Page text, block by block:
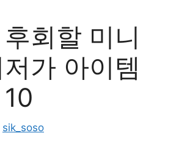
회할 미니
가 아이템
sik_soso